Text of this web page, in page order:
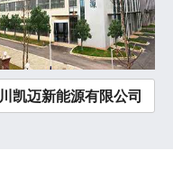
凯迈新能源有限公司